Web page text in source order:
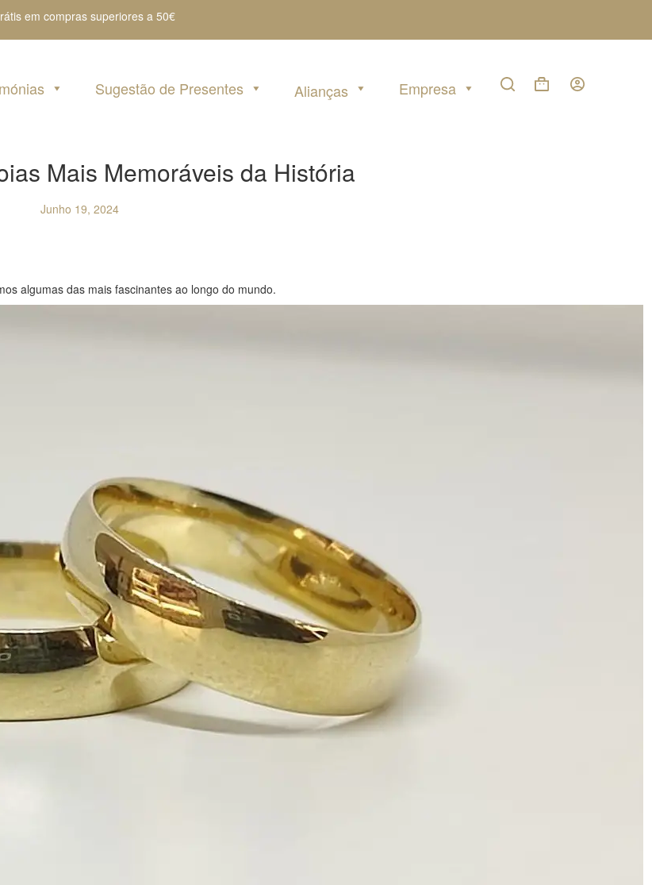
em compras superiores a 50€
Sugestão de Presentes Alianças Empresa
Carrinho
Mais Memoráveis da História
Junho 19, 2024
algumas das mais fascinantes ao longo do mundo.